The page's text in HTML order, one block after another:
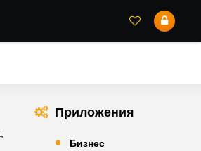
Приложения
Бизнес